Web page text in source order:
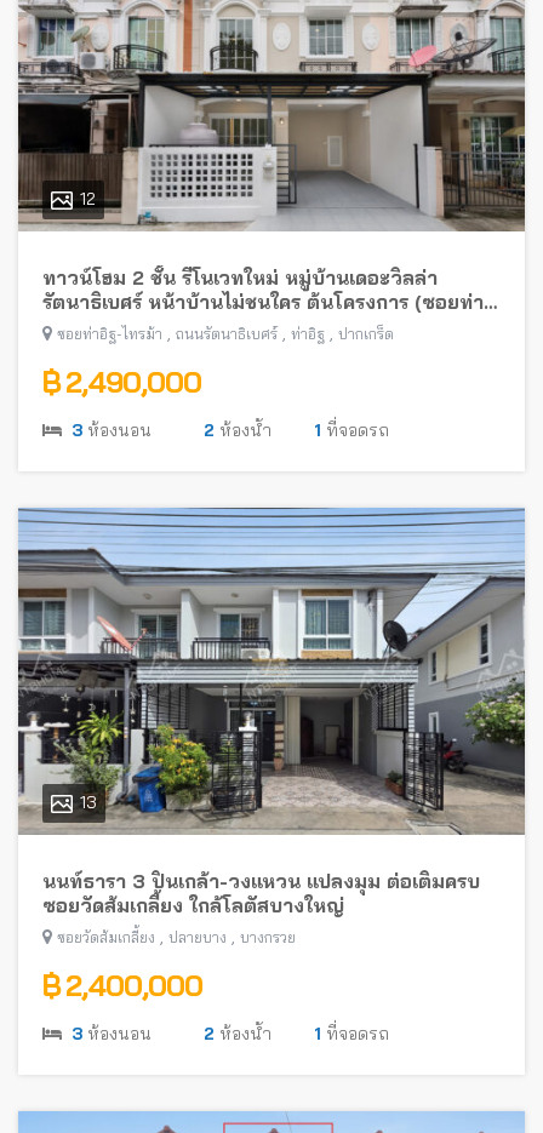
12
ทาวน์โฮม 2 ชั้น รีโนเวทใหม่ หมู่บ้านเดอะวิลล่า
รัตนาธิเบศร์ หน้าบ้านไม่ชนใคร ต้นโครงการ (ซอยท่า
อิฐ-ไทรม้า) พร้อมอยู่ ใกล้รถไฟฟ้าสายสีม่วง
ซอยท่าอิฐ-ไทรม้า , ถนนรัตนาธิเบศร์ , ท่าอิฐ , ปากเกร็ด
฿ 2,490,000
3 ห้องนอน 2 ห้องน้ำ 1 ที่จอดรถ
13
นนท์ธารา 3 ปิ่นเกล้า-วงแหวน แปลงมุม ต่อเติมครบ
ซอยวัดส้มเกลี้ยง ใกล้โลตัสบางใหญ่
ซอยวัดส้มเกลี้ยง , ปลายบาง , บางกรวย
฿ 2,400,000
3 ห้องนอน 2 ห้องน้ำ 1 ที่จอดรถ